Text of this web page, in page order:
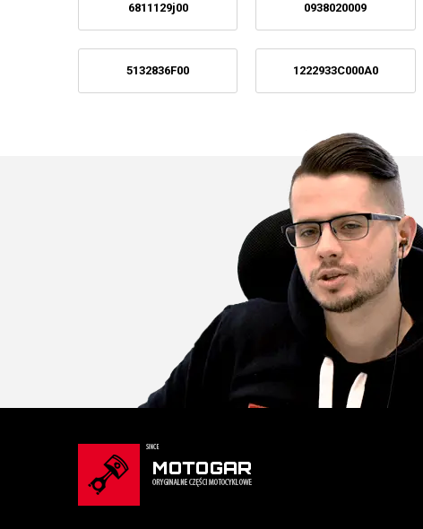
6811129j00 0938020009
5132836F00 1222933C000A0